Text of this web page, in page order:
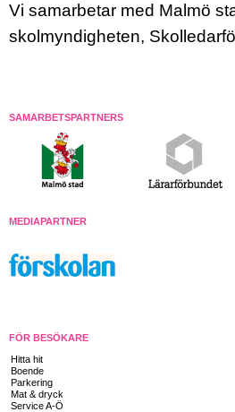
Vi samarbetar med Malmö
skolmyndigheten,
SAMARBETSPARTNERS
MEDIAPARTNER
FÖR BESÖKARE
Hitta hit
Boende
Parkering
Mat & dryck
Service A-Ö